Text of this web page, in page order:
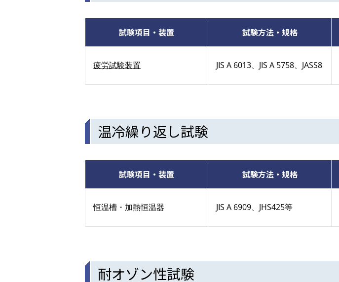
試験項目・装置 試験方法・規格
疲労試験装置 JIS A 6013、JIS A 5758、JASS8
温冷繰り返し試験
試験項目・装置 試験方法・規格
恒温槽・加熱恒温器 JIS A 6909、JHS425等
耐オゾン性試験